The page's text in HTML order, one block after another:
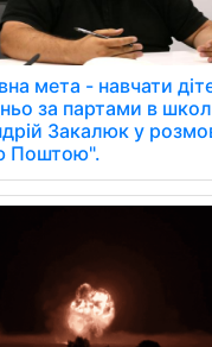
мета - навчати
за партами в
Закалюк у
Поштою".